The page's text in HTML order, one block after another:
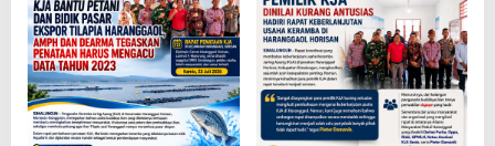
Bakti ke-79